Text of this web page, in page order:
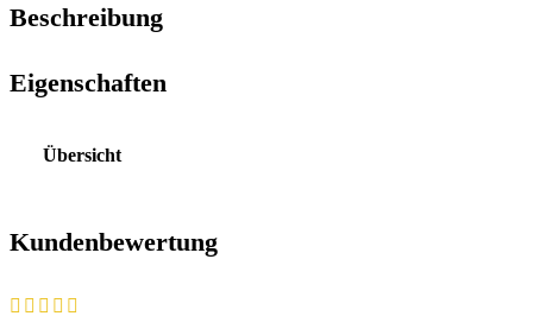
Beschreibung
Eigenschaften
Übersicht
Kundenbewertung